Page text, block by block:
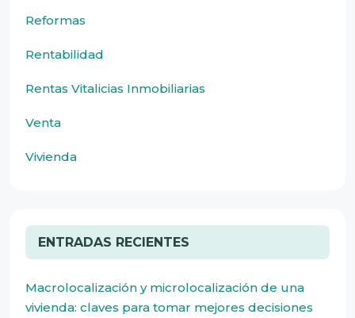
Reformas
Rentabilidad
Rentas Vitalicias Inmobiliarias
Venta
Vivienda
ENTRADAS RECIENTES
Macrolocalización y microlocalización de una
vivienda: claves para tomar mejores decisiones